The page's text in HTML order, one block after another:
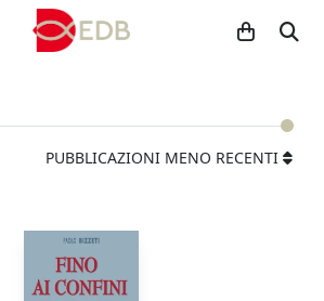
PUBBLICAZIONI MENO RECENTI